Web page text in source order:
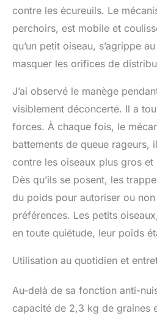
contre les écureuils. Le
perchoirs, est mobile et
qu’un petit oiseau, s’agrippe
masquer les orifices de
J’ai observé le manège
visiblement déconcerté. Il a
forces. À chaque fois, le
battements de queue rageurs,
contre les oiseaux plus gros
Dès qu’ils se posent, les
du poids pour autoriser ou
préférences. Les petits
en toute quiétude, leur poids
Utilisation au quotidien et
Au-delà de sa fonction anti-
capacité de 2,3 kg de graines